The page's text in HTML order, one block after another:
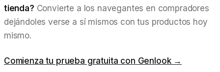
tienda? Convierte a los navegantes en compradores
dejándoles verse a sí mismos con tus productos hoy
mismo.
Comienza tu prueba gratuita con Genlook →